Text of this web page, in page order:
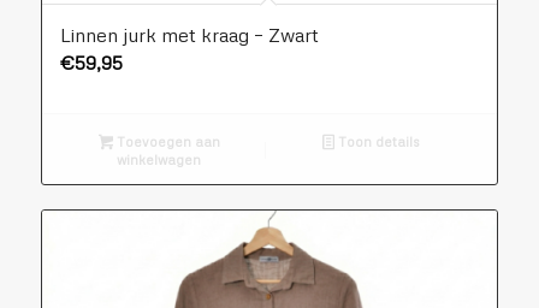
Linnen jurk met kraag – Zwart
€59,95
Toevoegen aan
winkelwagen
Toon details